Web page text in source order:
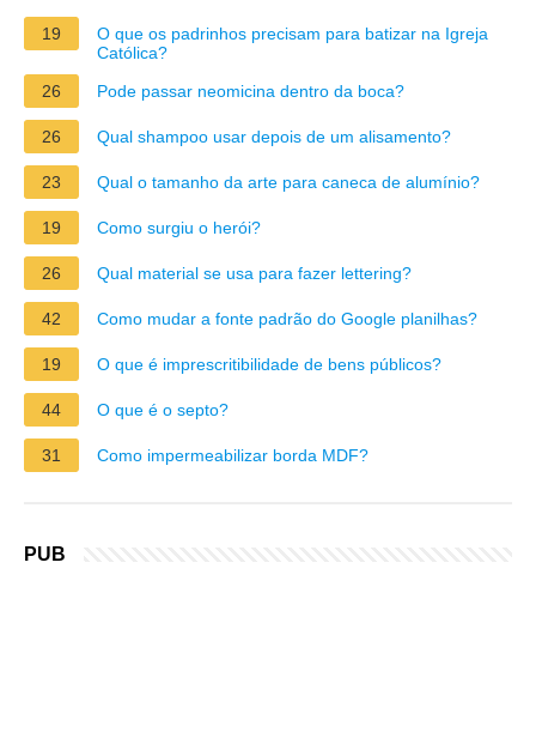
19
O que os padrinhos precisam para batizar na Igreja
Católica?
26
Pode passar neomicina dentro da boca?
26 Qual shampoo usar depois de um alisamento?
23 Qual o tamanho da arte para caneca de alumínio?
19 Como surgiu o herói?
26 Qual material se usa para fazer lettering?
42 Como mudar a fonte padrão do Google planilhas?
19 O que é imprescritibilidade de bens públicos?
44 O que é o septo?
31 Como impermeabilizar borda MDF?
PUB